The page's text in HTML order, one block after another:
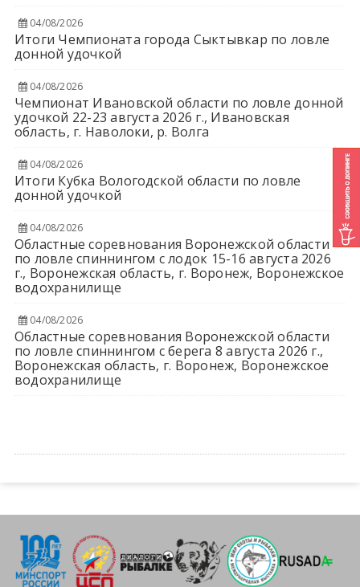
04/08/2026
Итоги Чемпионата города Сыктывкар по ловле
донной удочкой
04/08/2026
Чемпионат Ивановской области по ловле донной
удочкой 22-23 августа 2026 г., Ивановская
область, г. Наволоки, р. Волга
04/08/2026
Итоги Кубка Вологодской области по ловле
донной удочкой
04/08/2026
Областные соревнования Воронежской области
по ловле спиннингом с лодок 15-16 августа 2026
г., Воронежская область, г. Воронеж, Воронежское
водохранилище
04/08/2026
Областные соревнования Воронежской области
по ловле спиннингом с берега 8 августа 2026 г.,
Воронежская область, г. Воронеж, Воронежское
водохранилище